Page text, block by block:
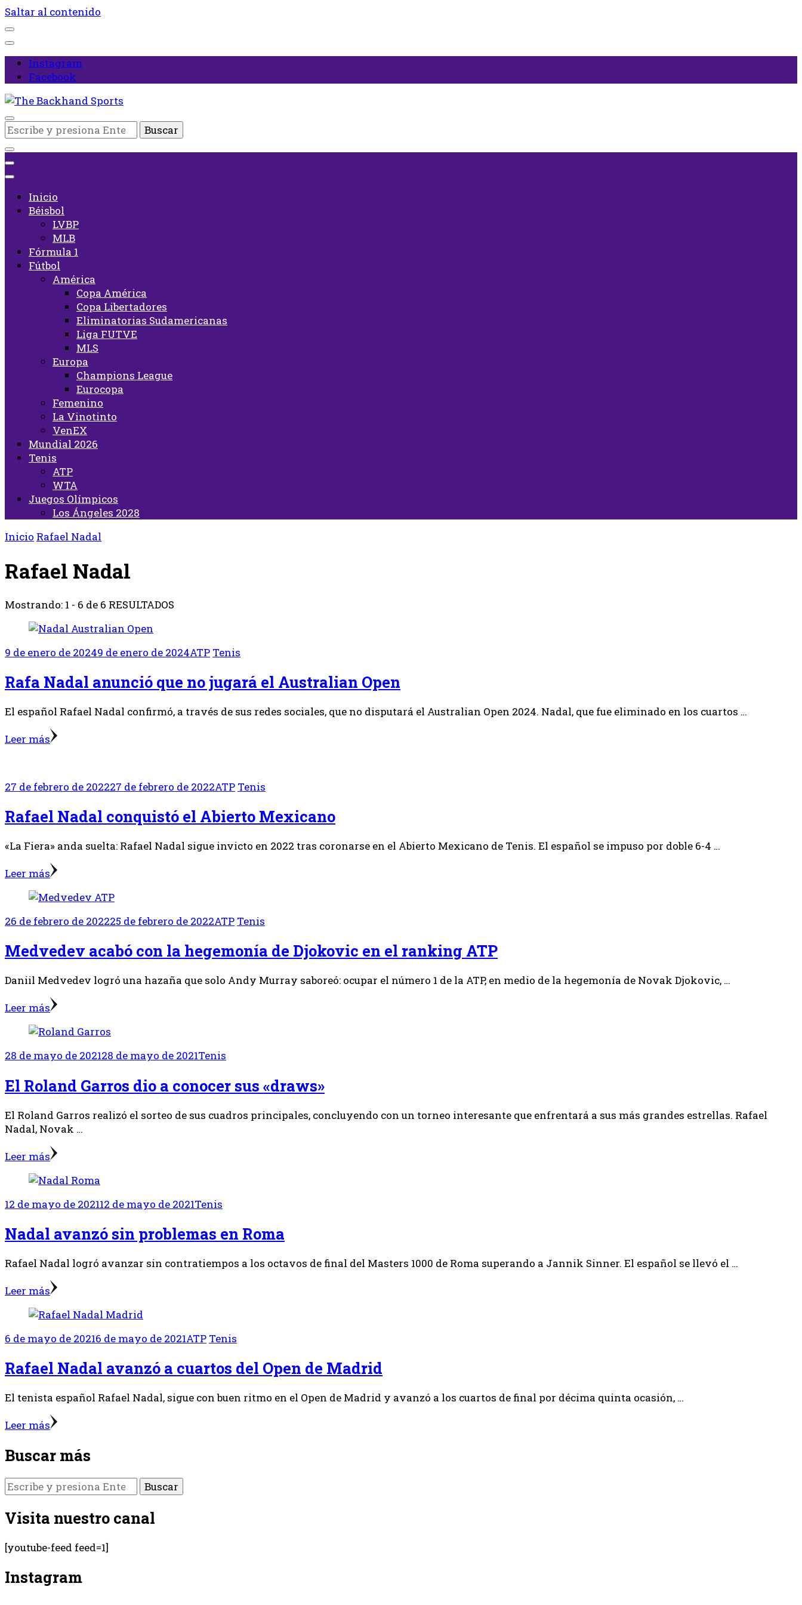
Saltar al contenido
Instagram
Facebook
The Backhand Sports
Inicio
¿Buscas
algo?
Inicio
Béisbol
LVBP
MLB
Fórmula 1
Fútbol
América
Copa América
Copa Libertadores
Eliminatorias Sudamericanas
Liga FUTVE
MLS
Europa
Champions League
Eurocopa
Femenino
La Vinotinto
VenEX
Mundial 2026
Tenis
ATP
WTA
Juegos Olímpicos
Los Ángeles 2028
Inicio Rafael Nadal
Rafael Nadal
Mostrando: 1 - 6 de 6 RESULTADOS
9 de enero de 20249 de enero de 2024ATP Tenis
Rafa Nadal anunció que no jugará el Australian Open
El español Rafael Nadal confirmó, a través de sus redes sociales, que no disputará el Australian Open 2024. Nadal, que fue eliminado en los cuartos …
Leer más
27 de febrero de 202227 de febrero de 2022ATP Tenis
Rafael Nadal conquistó el Abierto Mexicano
«La Fiera» anda suelta: Rafael Nadal sigue invicto en 2022 tras coronarse en el Abierto Mexicano de Tenis. El español se impuso por doble 6-4 …
Leer más
26 de febrero de 202225 de febrero de 2022ATP Tenis
Medvedev acabó con la hegemonía de Djokovic en el ranking ATP
Daniil Medvedev logró una hazaña que solo Andy Murray saboreó: ocupar el número 1 de la ATP, en medio de la hegemonía de Novak Djokovic, …
Leer más
28 de mayo de 202128 de mayo de 2021Tenis
El Roland Garros dio a conocer sus «draws»
El Roland Garros realizó el sorteo de sus cuadros principales, concluyendo con un torneo interesante que enfrentará a sus más grandes estrellas. Rafael
Nadal, Novak …
Leer más
12 de mayo de 202112 de mayo de 2021Tenis
Nadal avanzó sin problemas en Roma
Rafael Nadal logró avanzar sin contratiempos a los octavos de final del Masters 1000 de Roma superando a Jannik Sinner. El español se llevó el …
Leer más
6 de mayo de 20216 de mayo de 2021ATP Tenis
Rafael Nadal avanzó a cuartos del Open de Madrid
El tenista español Rafael Nadal, sigue con buen ritmo en el Open de Madrid y avanzó a los cuartos de final por décima quinta ocasión, …
Leer más
Buscar más
¿Buscas
algo?
Visita nuestro canal
[youtube-feed feed=1]
Instagram